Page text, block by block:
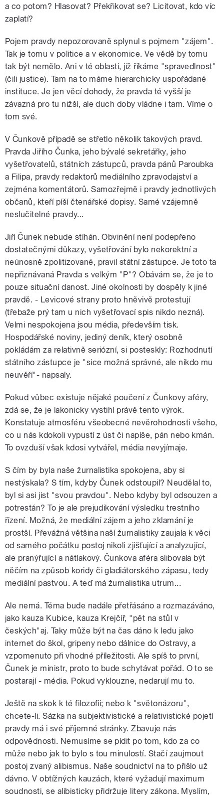
a co potom? Hlasovat? Překřikovat se? Licitovat, kdo víc
zaplatí?
Pojem pravdy nepozorovaně splynul s pojmem "zájem".
Tak je tomu v politice a v ekonomice. Ve vědě by tomu
tak být nemělo. Ani v té oblasti, jíž říkáme "spravedlnost"
(čili justice). Tam na to máme hierarchicky uspořádané
instituce. Je jen věcí dohody, že pravda té vyšší je
závazná pro tu nižší, ale duch doby vládne i tam. Víme o
tom své.
V Čunkově případě se střetlo několik takových pravd.
Pravda Jiřího Čunka, jeho bývalé sekretářky, jeho
vyšetřovatelů, státních zástupců, pravda pánů Paroubka
a Filipa, pravdy redaktorů mediálního zpravodajství a
zejména komentátorů. Samozřejmě i pravdy jednotlivých
občanů, kteří píší čtenářské dopisy. Samé vzájemně
neslučitelné pravdy...
Jiří Čunek nebude stíhán. Obvinění není podepřeno
dostatečnými důkazy, vyšetřování bylo nekorektní a
neúnosně zpolitizované, pravil státní zástupce. Je toto ta
nepřiznávaná Pravda s velkým "P"? Obávám se, že je to
pouze situační danost. Jiné okolnosti by dospěly k jiné
pravdě. - Levicové strany proto hněvivě protestují
(třebaže prý tam u nich vyšetřovací spis nikdo nezná).
Velmi nespokojena jsou média, především tisk.
Hospodářské noviny, jediný deník, který osobně
pokládám za relativně seriózní, si posteskly: Rozhodnutí
státního zástupce je "sice možná správné, ale nikdo mu
neuvěří"- napsaly.
Pokud vůbec existuje nějaké poučení z Čunkovy aféry,
zdá se, že je lakonicky vystihl právě tento výrok.
Konstatuje atmosféru všeobecné nevěrohodnosti všeho,
co u nás kdokoli vypustí z úst či napíše, pán nebo kmán.
To ovzduší však kdosi vytvářel, média nevyjímaje.
S čím by byla naše žurnalistika spokojena, aby si
nestýskala? S tím, kdyby Čunek odstoupil? Neudělal to,
byl si asi jist "svou pravdou". Nebo kdyby byl odsouzen a
potrestán? To je ale prejudikování výsledku trestního
řízení. Možná, že mediální zájem a jeho zklamání je
prostší. Převážná většina naší žurnalistiky zaujala k věci
od samého počátku postoj nikoli zjišťující a analyzující,
ale pranýřující a nátlakový. Čunkova aféra slibovala být
něčím na způsob koridy či gladiátorského zápasu, tedy
mediální pastvou. A teď má žurnalistika utrum...
Ale nemá. Téma bude nadále přetřásáno a rozmazáváno,
jako kauza Kubice, kauza Krejčíř, "pět na stůl v
českých"aj. Taky může být na čas dáno k ledu jako
internet do škol, gripeny nebo dálnice do Ostravy, a
vzpomenuto při vhodné příležitosti. Ale spíš to první,
Čunek je ministr, proto to bude schytávat pořád. O to se
postarají - média. Pokud vyklouzne, nedarují mu to.
Ještě na skok k té filozofii; nebo k "světonázoru",
chcete-li. Sázka na subjektivistické a relativistické pojetí
pravdy má i své příjemné stránky. Zbavuje nás
odpovědnosti. Nemusíme se pídit po tom, kdo za co
může nebo jak to bylo s tou minulostí. Stačí zaujmout
postoj zvaný alibismus. Naše soudnictví na to přišlo už
dávno. V obtížných kauzách, které vyžadují maximum
soudnosti, se alibisticky přidržuje litery zákona. Myslím,